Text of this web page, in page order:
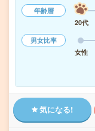
年齢層
20代
男女比率
女性
気になる!